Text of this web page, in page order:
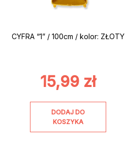
CYFRA “1” / 100cm / kolor: ZŁOTY
15,99 zł
DODAJ DO
KOSZYKA